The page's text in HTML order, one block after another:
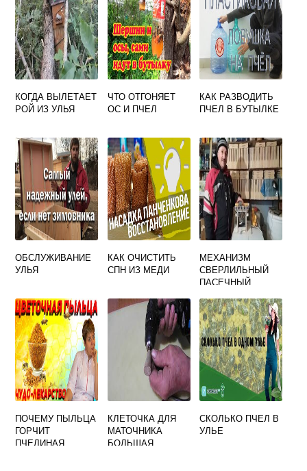
КОГДА ВЫЛЕТАЕТ
РОЙ ИЗ УЛЬЯ
ЧТО ОТГОНЯЕТ
ОС И ПЧЕЛ
КАК РАЗВОДИТЬ
ПЧЕЛ В БУТЫЛКЕ
ОБСЛУЖИВАНИЕ
УЛЬЯ
КАК ОЧИСТИТЬ
СПН ИЗ МЕДИ
МЕХАНИЗМ
СВЕРЛИЛЬНЫЙ
ПАСЕЧНЫЙ
ОЛ) С
ЭЛЕКТРОДВИГАТЕ
ЛЕМ НА 5
ОТВЕРСТИЙ
ПОЧЕМУ ПЫЛЬЦА
ГОРЧИТ
ПЧЕЛИНАЯ
КЛЕТОЧКА ДЛЯ
МАТОЧНИКА
БОЛЬШАЯ
СКОЛЬКО ПЧЕЛ В
УЛЬЕ